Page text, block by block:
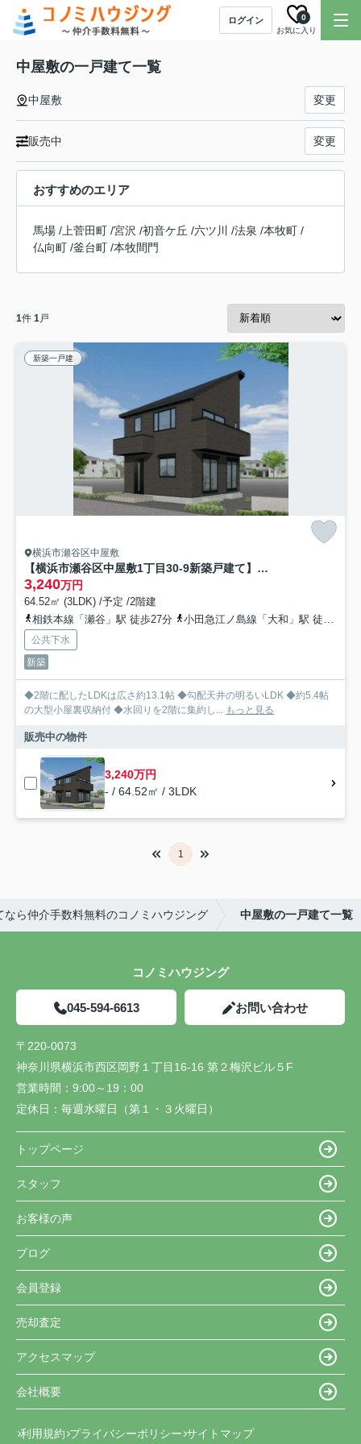
ログイン
お気に入り
0
中屋敷の一戸建て一覧
中屋敷 変更
販売中 変更
おすすめのエリア
馬場 / 上菅田町 /宮沢 /初音ケ丘 /六ツ川 /法泉 /本牧町 /
仏向町 /釜台町 /本牧間門
1件 1戸
新築一戸建
横浜市瀬谷区中屋敷
【横浜市瀬谷区中屋敷1丁目30-9新築戸建て】★仲介手数料無料★（上瀬谷小学校・瀬谷中学校）
3,240万円
64.52㎡ (3LDK) /予定 /2階建
相鉄本線「瀬谷」駅 徒歩27分
小田急江ノ島線「大和」駅 徒歩32分
公共下水
新築
◆2階に配したLDKは広さ約13.1帖 ◆勾配天井の明るいLDK ◆約5.4帖
の大型小屋裏収納付 ◆水回りを2階に集約し... もっと見る
販売中の物件
3,240万円
- / 64.52㎡ / 3LDK
1
ら仲介手数料無料のコノミハウジング 中屋敷の一戸建て一覧
コノミハウジング
045-594-6613 お問い合わせ
〒220-0073
神奈川県横浜市西区岡野１丁目16-16 第２梅沢ビル５F
営業時間： 9:00～19：00
定休日： 毎週水曜日（第１・３火曜日）
トップページ
スタッフ
お客様の声
ブログ
会員登録
売却査定
アクセスマップ
会社概要
利用規約 プライバシーポリシー サイトマップ